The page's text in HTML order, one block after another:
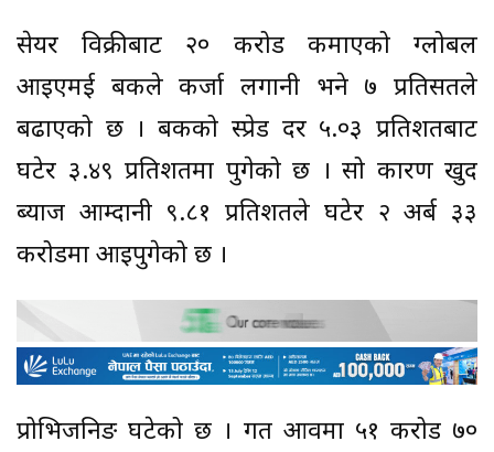
सेयर विक्रीबाट २० करोड कमाएको ग्लोबल
आइएमई बैंकले कर्जा लगानी भने ७ प्रतिसतले
बढाएको छ । बैंकको स्प्रेड दर ५.०३ प्रतिशतबाट
घटेर ३.४९ प्रतिशतमा पुगेको छ । सो कारण खुद
ब्याज आम्दानी ९.८१ प्रतिशतले घटेर २ अर्ब ३३
करोडमा आइपुगेको छ ।
प्रोभिजनिङ घटेको छ । गत आवमा ५१ करोड ७०